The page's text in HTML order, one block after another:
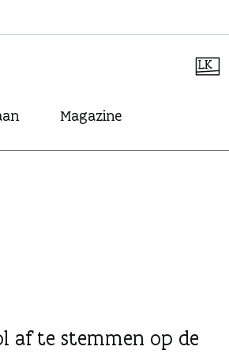
Magazine
af te stemmen op de